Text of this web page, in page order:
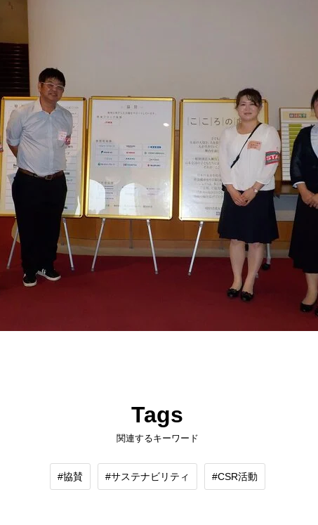
Tags
関連するキーワード
協賛 サステナビリティ CSR活動